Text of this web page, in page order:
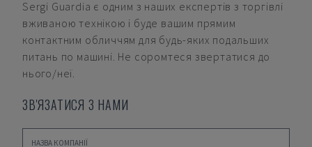
Sergi Guardia є одним з наших експертів з торгівлі
вживаною технікою і буде вашим прямим
контактним обличчям для будь-яких подальших
питань по машині. Не соромтеся звертатися до
нього/неї.
ЗВ'ЯЗАТИСЯ З НАМИ